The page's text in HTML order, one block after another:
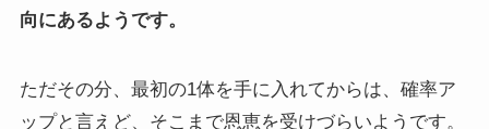
向にあるようです。
ただその分、最初の1体を手に入れてからは、確率ア
ップと言えど、そこまで恩恵を受けづらいようです。